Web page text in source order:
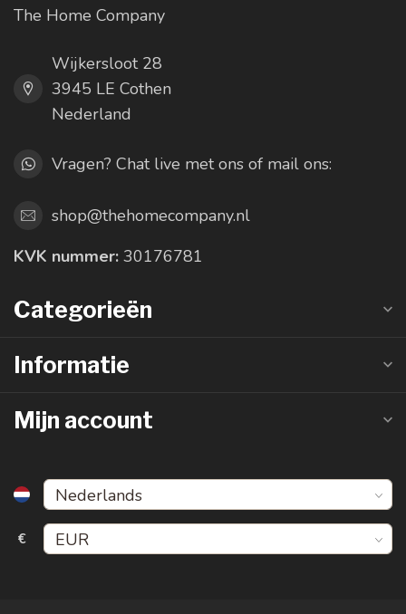
The Home Company
Wijkersloot 28
3945 LE Cothen
Nederland
Vragen? Chat live met ons of mail ons:
shop@thehomecompany.nl
KVK nummer: 30176781
Categorieën
Informatie
Mijn account
€